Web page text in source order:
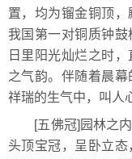
置，均为镏金铜顶
我国第一对铜质钟
日里阳光灿烂之时
之气韵。伴随着晨
祥瑞的生气中，叫人
[五佛冠]园林之内
头顶宝冠，呈卧立态